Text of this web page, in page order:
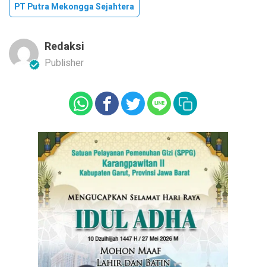
PT Putra Mekongga Sejahtera
Redaksi
Publisher